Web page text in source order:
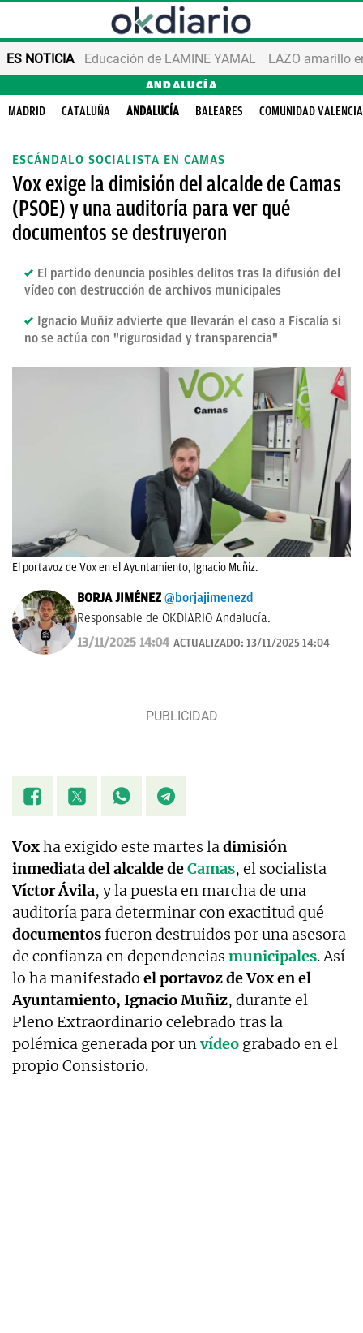
ES NOTICIA Educación de LAMINE YAMAL LAZO amarillo
ANDALUCÍA
MADRID CATALUÑA ANDALUCÍA BALEARES COMUNIDAD
ESCÁNDALO SOCIALISTA EN CAMAS
Vox exige la dimisión del alcalde de Camas
(PSOE) y una auditoría para ver qué
documentos se destruyeron
El partido denuncia posibles delitos tras la difusión del
vídeo con destrucción de archivos municipales
Ignacio Muñiz advierte que llevarán el caso a Fiscalía si
no se actúa con "rigurosidad y transparencia"
El portavoz de Vox en el Ayuntamiento, Ignacio Muñiz.
BORJA JIMÉNEZ @borjajimenezd
Responsable de OKDIARIO Andalucía.
13/11/2025 14:04 ACTUALIZADO: 13/11/2025 14:04
Voxha exigido este martes ladimisión
inmediata del alcalde deCamas, el socialista
Víctor Ávila, y la puesta en marcha de una
auditoría para determinar con exactitud qué
documentosfueron destruidos por una asesora
de confianza en dependencias municipales. Así
lo ha manifestado el portavoz de Vox en el
Ayuntamiento, Ignacio Muñiz, durante el
Pleno Extraordinario celebrado tras la
polémica generada por unvídeo grabado en el
propio Consistorio.